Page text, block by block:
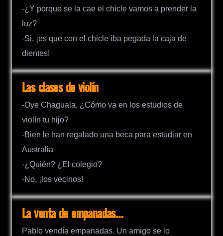
-¿Y porque se la cae el chicle vamos a prender la
luz?
-Si, ¡es que con el chicle iba pegada la caja de
dientes!
Las clases de violín
-Oye Chaguala, ¿Cómo va en los estudios de
violín tu hijo?
-Bien le han regalado una beca para estudiar en
Australia
-¿Quién? ¿El colegio?
-No, ¡los vecinos!
La venta de empanadas…
Pablo vendía empanadas. Un amigo se lo